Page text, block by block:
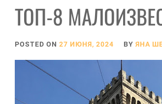
ТОП-8
POSTED ON 27 ИЮНЯ, 2024 BY ЯНА